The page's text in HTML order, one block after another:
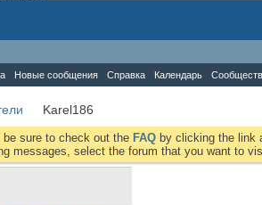
Новые сообщения Справка Календарь
Karel186
sure to check out the FAQ by clicking the link
messages, select the forum that you want to